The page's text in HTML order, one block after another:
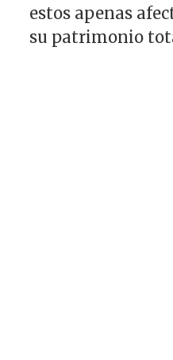
estos apenas
su patrimonio